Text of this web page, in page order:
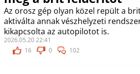
Az orosz gép olyan közel repült a
aktiválta annak vészhelyzeti
kikapcsolta az autopilotot is.
2026.05.20 22:41
16
0 102